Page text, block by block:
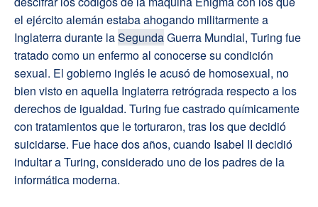
el ejército alemán estaba ahogando militarmente a
Inglaterra durante laSegundaGuerra Mundial, Turing fue
tratado como un enfermo al conocerse su condición
sexual. El gobierno inglés le acusó de homosexual, no
bien visto en aquella Inglaterra retrógrada respecto a los
derechos de igualdad. Turing fue castrado químicamente
con tratamientos que le torturaron, tras los que decidió
suicidarse. Fue hace dos años, cuando Isabel II decidió
indultar a Turing, considerado uno de los padres de la
informática moderna.